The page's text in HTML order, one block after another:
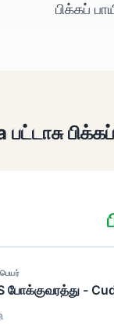
பிக்கப்
போக்குவரத்து -